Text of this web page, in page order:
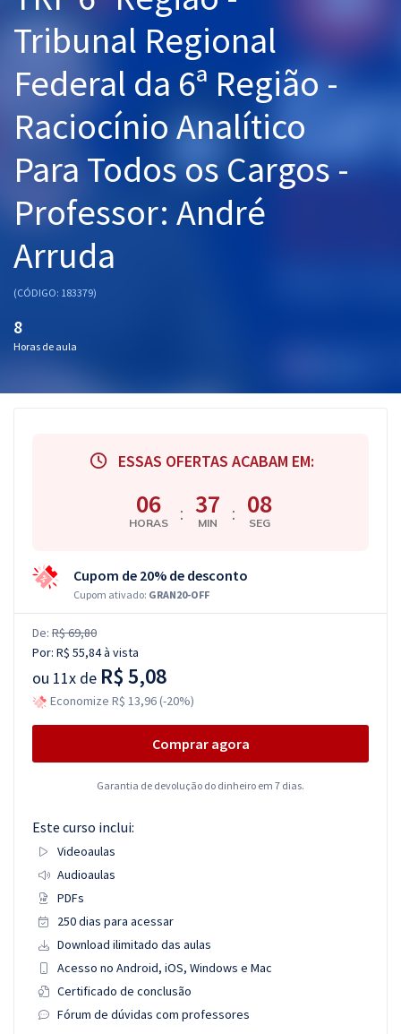
Graduação
Mentorias
Questões grátis
Conteúdo gratuito
Blog
Aprovados
Atendimento
Tribunal Regional
Federal da 6ª Região -
Raciocínio Analítico
Para Todos os Cargos -
Professor: André
Arruda
(CÓDIGO: 183379)
8
Horas de aula
ESSAS OFERTAS ACABAM EM:
06
HORAS : 37
MIN : 07
SEG
Cupom de 20% de desconto
Cupom ativado: GRAN20-OFF
De: R$ 69,80
Por: R$ 55,84à vista
ou 11x de R$ 5,08
Economize R$ 13,96 (-20%)
Comprar agora
Garantia de devolução do dinheiro em 7 dias.
Este curso inclui:
Videoaulas
Audioaulas
PDFs
250 dias para acessar
Download ilimitado das aulas
Acesso no Android, iOS, Windows e Mac
Certificado de conclusão
Fórum de dúvidas com professores